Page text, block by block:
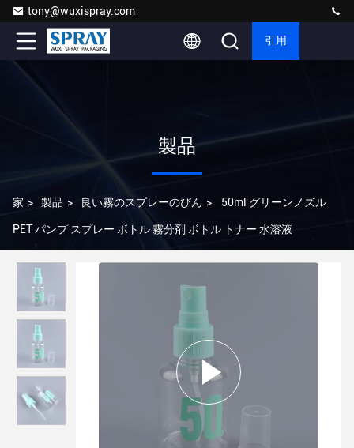
tony@wuxispray.com
引用
製品
家 > 製品 > 良い霧のスプレーのびん > 50ml グリーンノズル
PET パンプ スプレー ボトル 霧分剤 ボトル トナー 水溶液